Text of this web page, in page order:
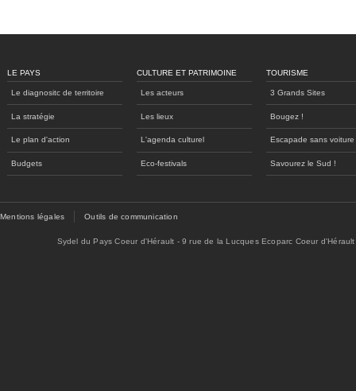
LE PAYS
Le diagnositc de territoire
La stratégie
Le plan d'action
Budgets
CULTURE ET PATRIMOINE
Les acteurs
Les lieux
L'agenda culturel
Eco-festivals
TOURISME
3 Grands Sites
Bougez !
Escapade sans voiture
Savourez le Sud !
Mentions légales Outils de communication
Sydel du Pays Coeur d'Hérault - 9 rue de la Lucques Ecoparc Coeur